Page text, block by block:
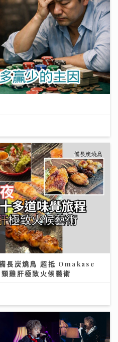
長炭燒鳥 超抵 Omakase
雞肝極致火候藝術